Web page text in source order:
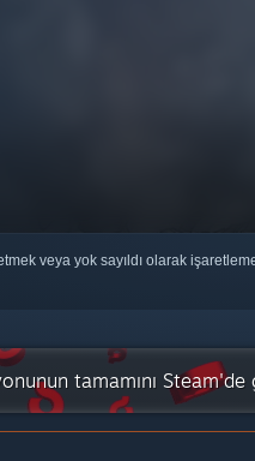
veya yok sayıldı olarak
tamamını